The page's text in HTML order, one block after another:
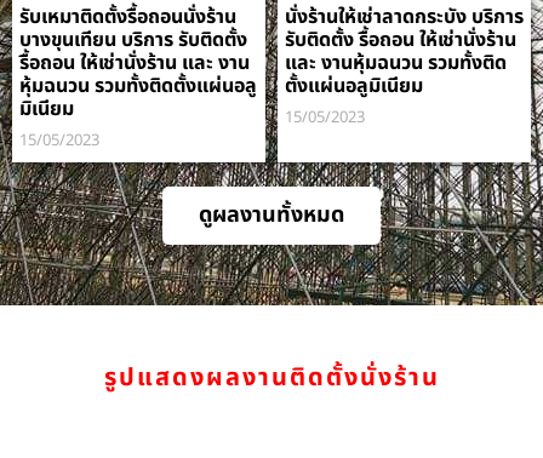
รับเหมาติดตั้งรื้อถอนนั่งร้าน
บางขุนเทียน บริการ รับติดตั้ง
รื้อถอน ให้เช่านั่งร้าน และ งาน
หุ้มฉนวน รวมทั้งติดตั้งแผ่นอลู
มิเนียม
15/05/2023
นั่งร้านให้เช่าลาดกระบัง บริการ
รับติดตั้ง รื้อถอน ให้เช่านั่งร้าน
และ งานหุ้มฉนวน รวมทั้งติด
ตั้งแผ่นอลูมิเนียม
15/05/2023
ดูผลงานทั้งหมด
รูปแสดงผลงานติดตั้งนั่งร้าน